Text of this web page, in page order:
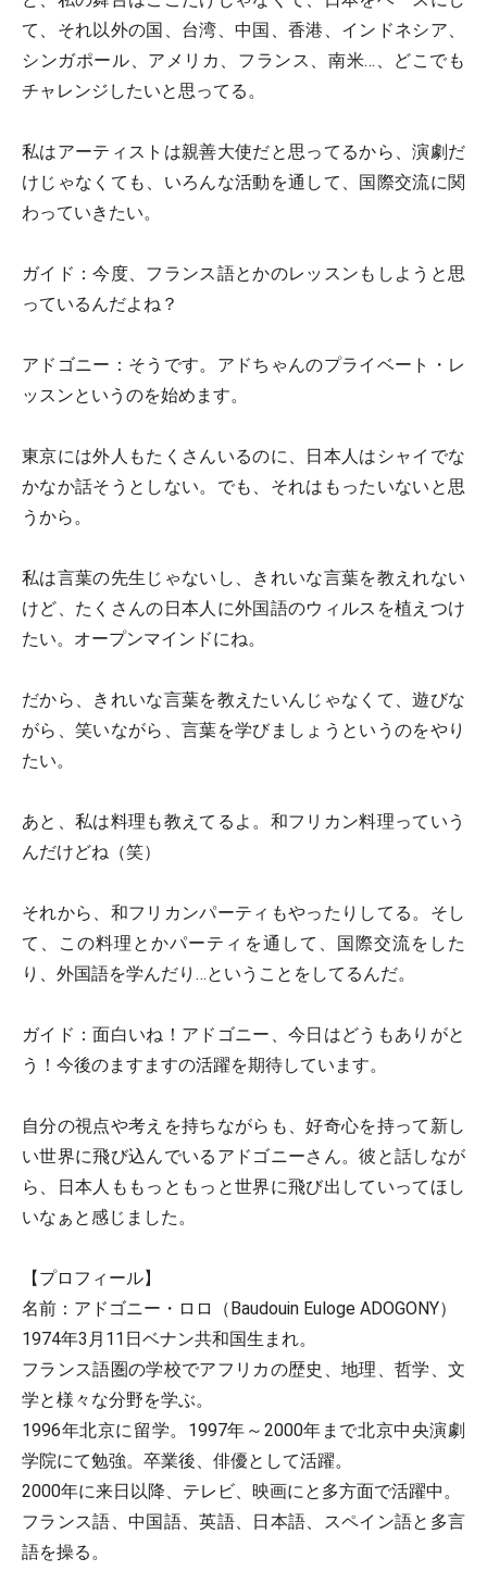
て、それ以外の国、台湾、中国、香港、インドネシア、
シンガポール、アメリカ、フランス、南米…、どこでも
チャレンジしたいと思ってる。
私はアーティストは親善大使だと思ってるから、演劇だ
けじゃなくても、いろんな活動を通して、国際交流に関
わっていきたい。
ガイド：今度、フランス語とかのレッスンもしようと思
っているんだよね？
アドゴニー： そうです。アドちゃんのプライベート・レ
ッスンというのを始めます。
東京には外人もたくさんいるのに、日本人はシャイでな
かなか話そうとしない。でも、それはもったいないと思
うから。
私は言葉の先生じゃないし、きれいな言葉を教えれない
けど、たくさんの日本人に外国語のウィルスを植えつけ
たい。オープンマインドにね。
だから、きれいな言葉を教えたいんじゃなくて、遊びな
がら、笑いながら、言葉を学びましょうというのをやり
たい。
あと、私は料理も教えてるよ。和フリカン料理っていう
んだけどね（笑）
それから、和フリカンパーティもやったりしてる。そし
て、この料理とかパーティを通して、国際交流をした
り、外国語を学んだり…ということをしてるんだ。
ガイド：面白いね！アドゴニー、今日はどうもありがと
う！今後のますますの活躍を期待しています。
自分の視点や考えを持ちながらも、好奇心を持って新し
い世界に飛び込んでいるアドゴニーさん。彼と話しなが
ら、日本人ももっともっと世界に飛び出していってほし
いなぁと感じました。
【プロフィール】
名前：アドゴニー・ロロ（Baudouin Euloge ADOGONY）
1974年3月11日ベナン共和国生まれ。
フランス語圏の学校でアフリカの歴史、地理、哲学、文
学と様々な分野を学ぶ。
1996年北京に留学。1997年～2000年まで北京中央演劇
学院にて勉強。卒業後、俳優として活躍。
2000年に来日以降、テレビ、映画にと多方面で活躍中。
フランス語、中国語、英語、日本語、スペイン語と多言
語を操る。